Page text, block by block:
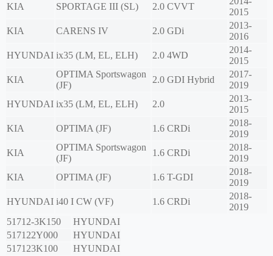
KIA
SPORTAGE III (SL) 2.0 CVVT
2015
KIA
CARENS IV 2.0 GDi
2013-
2016
HYUNDAI ix35 (LM, EL, ELH) 2.0 4WD
2014-
2015
KIA
OPTIMA Sportswagon
(JF)
2.0 GDI Hybrid
2017-
2019
HYUNDAI ix35 (LM, EL, ELH) 2.0
2013-
2015
KIA
OPTIMA (JF) 1.6 CRDi
2018-
2019
KIA
OPTIMA Sportswagon
(JF)
1.6 CRDi
2018-
2019
KIA
OPTIMA (JF) 1.6 T-GDI
2018-
2019
HYUNDAI i40 I CW (VF) 1.6 CRDi
2018-
2019
51712-3K150
HYUNDAI
517122Y000
HYUNDAI
517123K100
HYUNDAI